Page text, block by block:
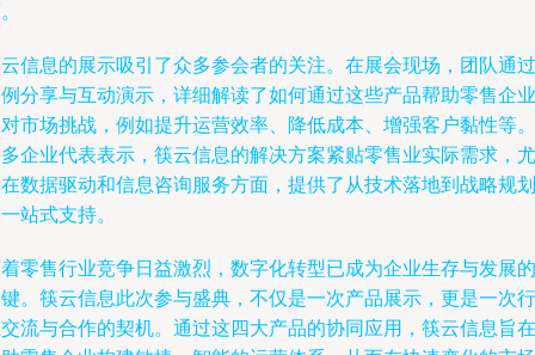
信息的展示吸引了众多参会者的关注。在展会现场，团队通过
分享与互动演示，详细解读了如何通过这些产品帮助零售企业
市场挑战，例如提升运营效率、降低成本、增强客户黏性等。
企业代表表示，筷云信息的解决方案紧贴零售业实际需求，尤
数据驱动和信息咨询服务方面，提供了从技术落地到战略规划
站式支持。
零售行业竞争日益激烈，数字化转型已成为企业生存与发展的
。筷云信息此次参与盛典，不仅是一次产品展示，更是一次行
流与合作的契机。通过这四大产品的协同应用，筷云信息旨在